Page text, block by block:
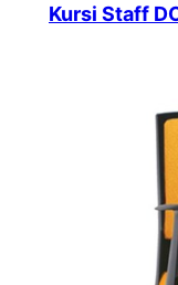
Kursi Staff